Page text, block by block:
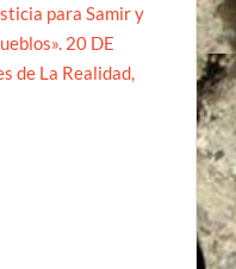
para Samir y
20 DE
de La Realidad,